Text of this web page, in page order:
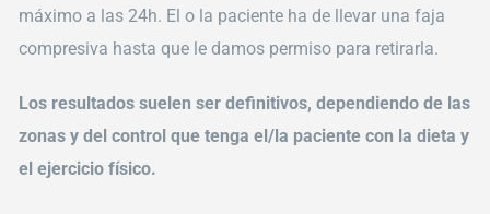
máximo a las 24h. El o la paciente ha de llevar una faja
compresiva hasta que le damos permiso para retirarla.
Los resultados suelen ser definitivos, dependiendo de las
zonas y del control que tenga el/la paciente con la dieta y
el ejercicio físico.